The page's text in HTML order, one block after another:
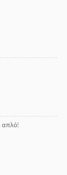
απλό!